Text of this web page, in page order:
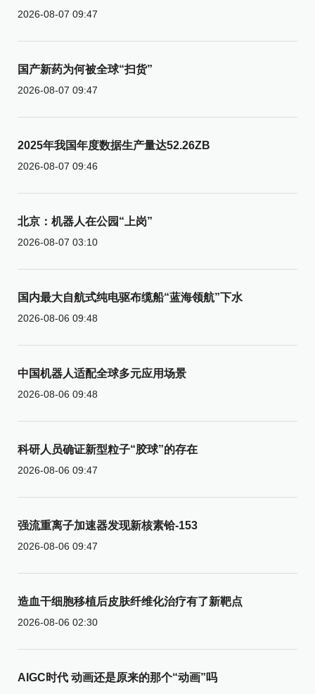
2026-08-07 09:47
国产新药为何被全球“扫货”
2026-08-07 09:47
2025年我国年度数据生产量达52.26ZB
2026-08-07 09:46
北京：机器人在公园“上岗”
2026-08-07 03:10
国内最大自航式纯电驱布缆船“蓝海领航”下水
2026-08-06 09:48
中国机器人适配全球多元应用场景
2026-08-06 09:48
科研人员确证新型粒子“胶球”的存在
2026-08-06 09:47
强流重离子加速器发现新核素铪-153
2026-08-06 09:47
造血干细胞移植后皮肤纤维化治疗有了新靶点
2026-08-06 02:30
AIGC时代 动画还是原来的那个“动画”吗